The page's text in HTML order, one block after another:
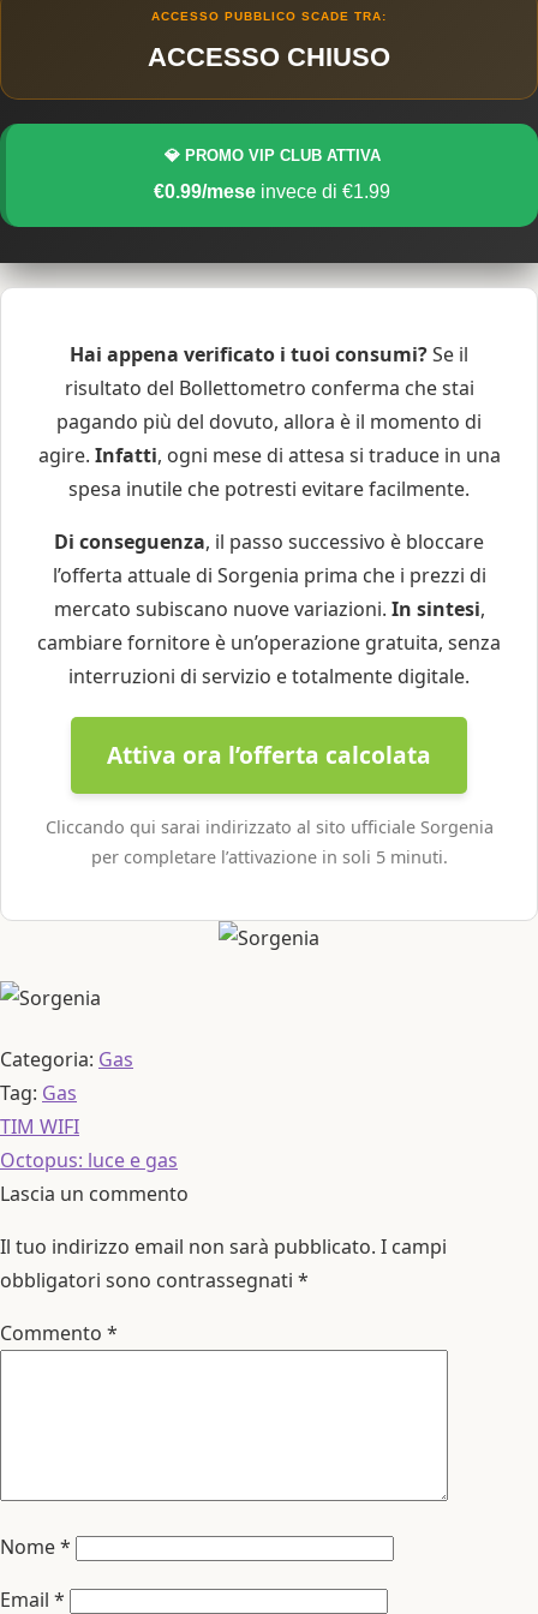
ACCESSO PUBBLICO SCADE TRA:
ACCESSO CHIUSO
💎 PROMO VIP CLUB ATTIVA
€0.99/mese invece di €1.99
Hai appena verificato i tuoi consumi?Se il
risultato del Bollettometro conferma che stai
pagando più del dovuto, allora è il momento di
agire. Infatti, ogni mese di attesa si traduce in una
spesa inutile che potresti evitare facilmente.
Di conseguenza, il passo successivo è bloccare
l’offerta attuale di Sorgenia prima che i prezzi di
mercato subiscano nuove variazioni. In sintesi,
cambiare fornitore è un’operazione gratuita, senza
interruzioni di servizio e totalmente digitale.
Attiva ora l’offerta calcolata
Cliccando qui sarai indirizzato al sito ufficiale Sorgenia
per completare l’attivazione in soli 5 minuti.
Categoria: Gas
Tag: Gas
Navigazione
articoli
Articolo
precedente:
TIM WIFI
Articolo
successivo:
Octopus: luce e gas
Lascia un commento
Il tuo indirizzo email non sarà pubblicato. I campi
obbligatori sono contrassegnati *
Commento *
Nome*
Email *